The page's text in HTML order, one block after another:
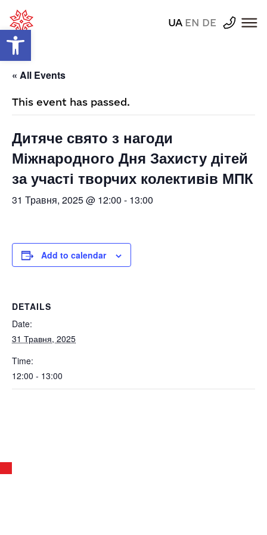
Відкрити Панель інструментів
UA EN DE
« All Events
This event has passed.
Дитяче свято з нагоди
Міжнародного Дня Захисту дітей
за участі творчих колективів МПК
31 Травня, 2025 @ 12:00 - 13:00
Add to calendar
DETAILS
Date:
31 Травня, 2025
Time:
12:00 - 13:00